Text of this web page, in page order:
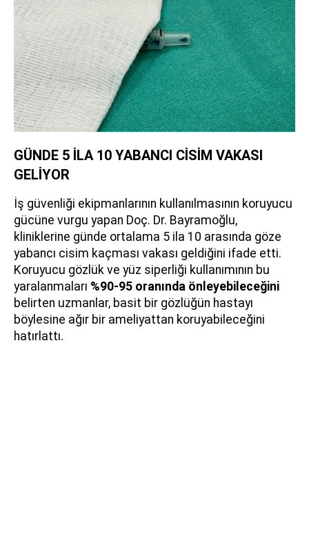
GÜNDE 5 İLA 10 YABANCI CİSİM VAKASI
GELİYOR
İş güvenliği ekipmanlarının kullanılmasının koruyucu
gücüne vurgu yapan Doç. Dr. Bayramoğlu,
kliniklerine günde ortalama 5 ila 10 arasında göze
yabancı cisim kaçması vakası geldiğini ifade etti.
Koruyucu gözlük ve yüz siperliği kullanımının bu
yaralanmaları %90-95 oranında önleyebileceğini
belirten uzmanlar, basit bir gözlüğün hastayı
böylesine ağır bir ameliyattan koruyabileceğini
hatırlattı.